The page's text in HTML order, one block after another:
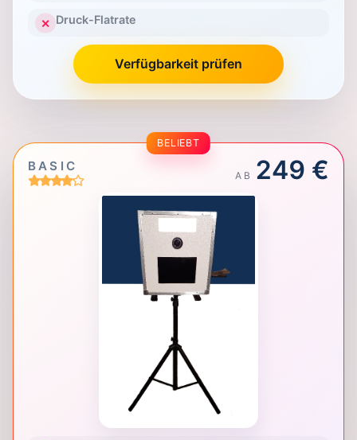
✕ Druck-Flatrate
Verfügbarkeit prüfen
BELIEBT
BASIC
AB 249 €